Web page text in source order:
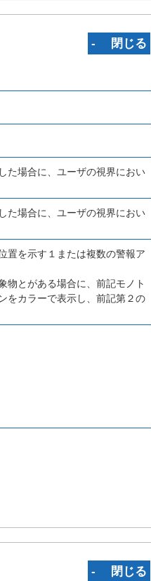
‐ 閉じる
た場合に、ユーザの視界におい
た場合に、ユーザの視界におい
置を示す１または複数の警報ア
物とがある場合に、前記モノト
をカラーで表示し、前記第２の
‐ 閉じる